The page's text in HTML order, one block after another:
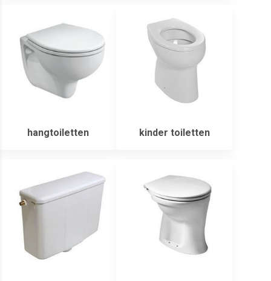
hangtoiletten kinder toiletten